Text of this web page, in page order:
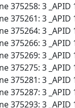
375258: 3 _APID
375261: 3 _APID
375264: 3 _APID
375266: 3 _APID
375269: 3 _APID
375275: 3 _APID
375281: 3 _APID
375287: 3 _APID
375293: 3 _APID